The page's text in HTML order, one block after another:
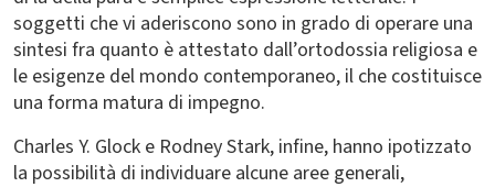
soggetti che vi aderiscono sono in grado di operare una
sintesi fra quanto è attestato dall’ortodossia religiosa e
le esigenze del mondo contemporaneo, il che costituisce
una forma matura di impegno.
Charles Y. Glock e Rodney Stark, infine, hanno ipotizzato
la possibilità di individuare alcune aree generali,